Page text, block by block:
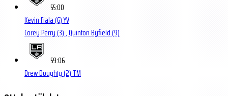
55:00
Kevin Fiala(6)YV
Corey Perry(3), Quinton Byfield(9)
59:06
Drew Doughty(2) TM